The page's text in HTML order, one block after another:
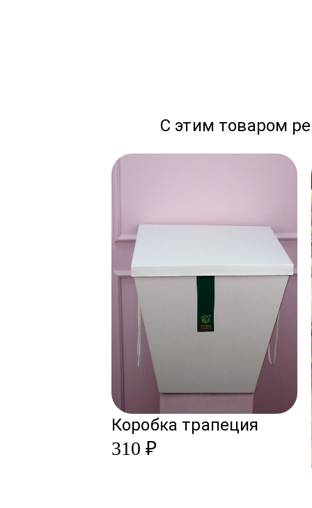
С этим товаром
Коробка трапеция
310 ₽